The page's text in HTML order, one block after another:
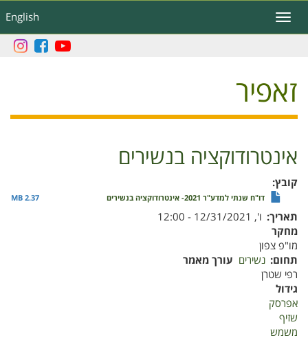
לתוכן
העיקרי
English
Toggle
navigation
זאפיר
אינטרודוקציה בנשירים
קובץ
דו"ח שנתי למדע"ר 2021- אינטרודוקציה בנשירים 2.37 MB
תאריך ו', 12/31/2021 - 12:00
מחקר
מו"פ צפון
תחום נשירים עורך מאמר
רפי שטרן
גידול
אפרסק
שזיף
משמש